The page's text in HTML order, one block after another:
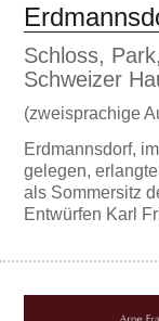
Schloss,
Schweizer
(zweisprachige
Erdmannsdorf,
gelegen,
als Sommersitz
Entwürfen Karl